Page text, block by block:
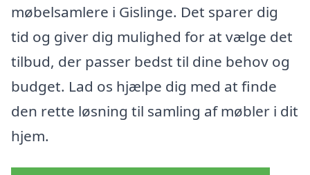
møbelsamlere i Gislinge. Det sparer dig
tid og giver dig mulighed for at vælge det
tilbud, der passer bedst til dine behov og
budget. Lad os hjælpe dig med at finde
den rette løsning til samling af møbler i dit
hjem.